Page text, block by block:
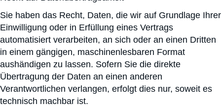
Sie haben das Recht, Daten, die wir auf Grundlage Ihrer
Einwilligung oder in Erfüllung eines Vertrags
automatisiert verarbeiten, an sich oder an einen Dritten
in einem gängigen, maschinenlesbaren Format
aushändigen zu lassen. Sofern Sie die direkte
Übertragung der Daten an einen anderen
Verantwortlichen verlangen, erfolgt dies nur, soweit es
technisch machbar ist.